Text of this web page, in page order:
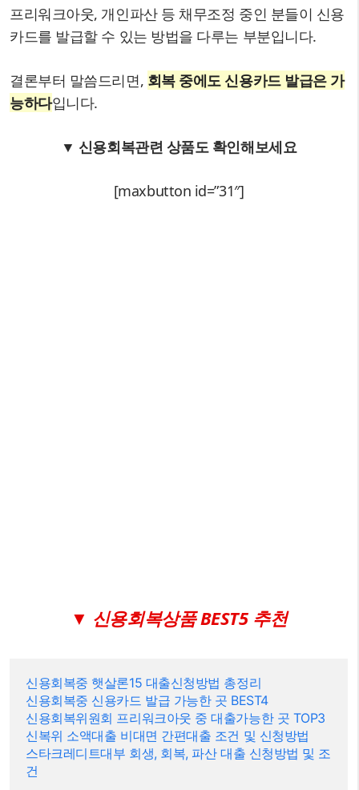
프리워크아웃, 개인파산 등 채무조정 중인 분들이 신용
카드를 발급할 수 있는 방법을 다루는 부분입니다.
결론부터 말씀드리면, 회복 중에도 신용카드 발급은 가
능하다입니다.
▼ 신용회복관련 상품도 확인해보세요
[maxbutton id=”31″]
▼ 신용회복상품 BEST5 추천
신용회복중 햇살론15 대출신청방법 총정리
신용회복중 신용카드 발급 가능한 곳 BEST4
신용회복위원회 프리워크아웃 중 대출가능한 곳 TOP3
신복위 소액대출 비대면 간편대출 조건 및 신청방법
스타크레디트대부 회생, 회복, 파산 대출 신청방법 및 조
건